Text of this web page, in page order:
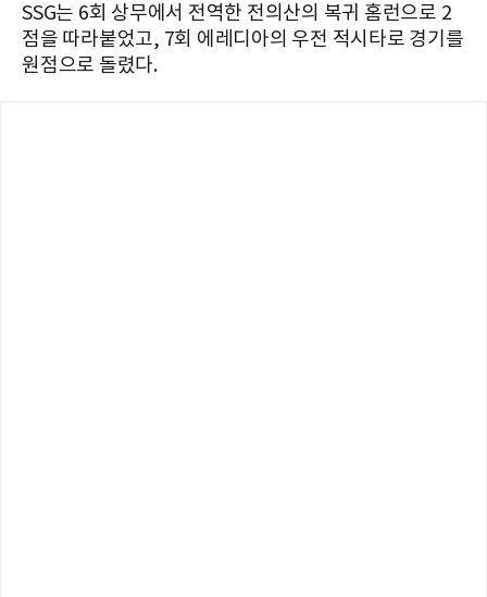
SSG는 6회 상무에서 전역한 전의산의 복귀 홈런으로 2
점을 따라붙었고, 7회 에레디아의 우전 적시타로 경기를
원점으로 돌렸다.